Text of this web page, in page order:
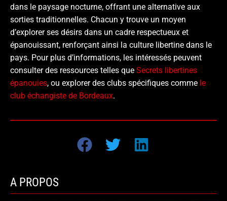
dans le paysage nocturne, offrant une alternative aux
sorties traditionnelles. Chacun y trouve un moyen
d’explorer ses désirs dans un cadre respectueux et
épanouissant, renforçant ainsi la culture libertine dans le
pays. Pour plus d’informations, les intéressés peuvent
consulter des ressources telles que Secrets libertines
épanouies, ou explorer des clubs spécifiques comme le
club échangiste de Bordeaux.
A PROPOS